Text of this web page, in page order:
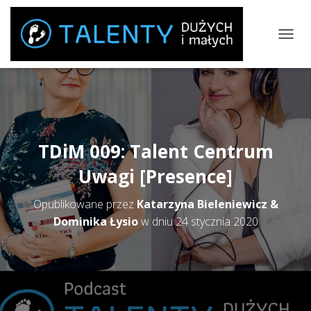
Z
C
TDiM 009: Talent Centrum
Uwagi [Presence]
Opublikowane przez Katarzyna Bieleniewicz &
Dominika Łysiow dniu24 stycznia 2020